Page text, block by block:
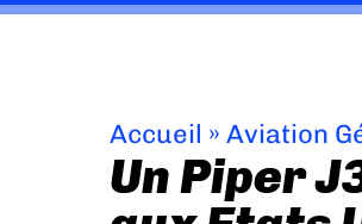
Accueil » Aviation
Un Piper